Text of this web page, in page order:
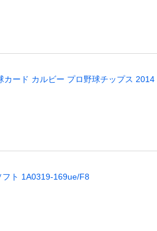
ード カルビー プロ野球チップス 2014
フト 1A0319-169ue/F8